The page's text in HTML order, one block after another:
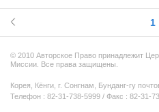
1
© 2010 Авторское Право принадлежит
Миссии. Все права защищены.
Корея, Кёнги, г. Сонгнам, Бунданг-гу
Телефон : 82-31-738-5999 / Факс : 82-31-